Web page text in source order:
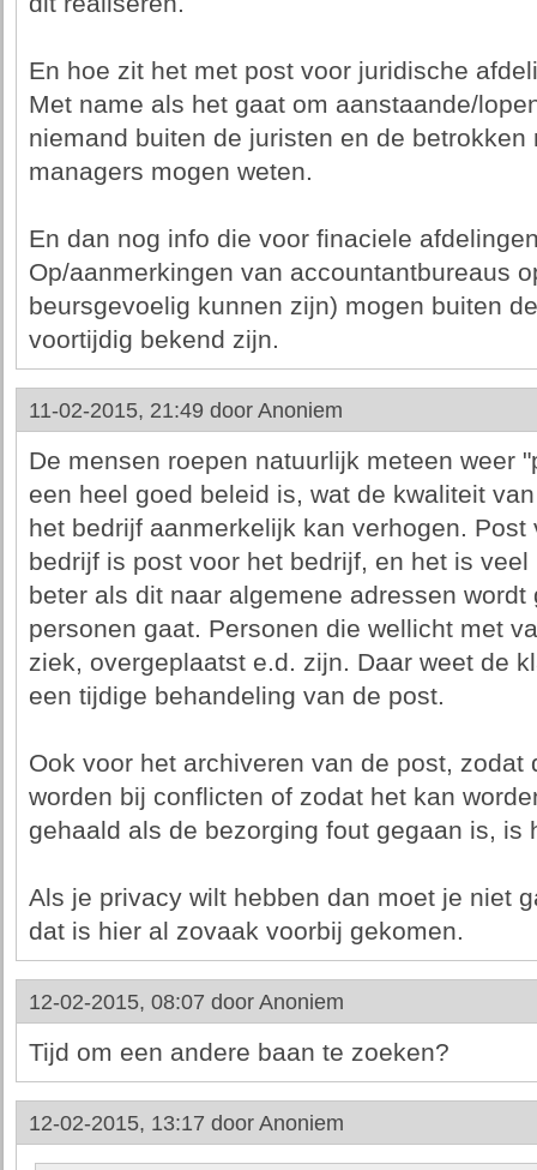
En hoe zit het met post voor juridische
Met name als het gaat om aanstaande/
niemand buiten de juristen en de
managers mogen weten.
En dan nog info die voor finaciele
Op/aanmerkingen van accountantbureaus
beursgevoelig kunnen zijn) mogen buiten
voortijdig bekend zijn.
11-02-2015, 21:49 door Anoniem
De mensen roepen natuurlijk meteen weer
een heel goed beleid is, wat de kwaliteit van
het bedrijf aanmerkelijk kan verhogen.
bedrijf is post voor het bedrijf, en het is veel
beter als dit naar algemene adressen
personen gaat. Personen die wellicht met
ziek, overgeplaatst e.d. zijn. Daar weet de
een tijdige behandeling van de post.
Ook voor het archiveren van de post, zodat
worden bij conflicten of zodat het kan
gehaald als de bezorging fout gegaan is, is
Als je privacy wilt hebben dan moet je niet
dat is hier al zovaak voorbij gekomen.
12-02-2015, 08:07 door Anoniem
Tijd om een andere baan te zoeken?
12-02-2015, 13:17 door Anoniem